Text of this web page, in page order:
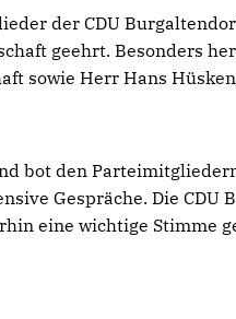
der CDU
geehrt. Besonders
sowie Herr Hans
bot den
Gespräche. Die CDU
eine wichtige Stimme